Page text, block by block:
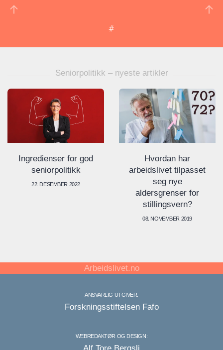
Seniorpolitikk – nyeste artikler
Ingredienser for god
seniorpolitikk
22. DESEMBER 2022
Hvordan har
arbeidslivet tilpasset
seg nye
aldersgrenser for
stillingsvern?
08. NOVEMBER 2019
Arbeidslivet.no
ANSVARLIG UTGIVER:
Forskningsstiftelsen Fafo
WEBREDAKTØR OG DESIGN: